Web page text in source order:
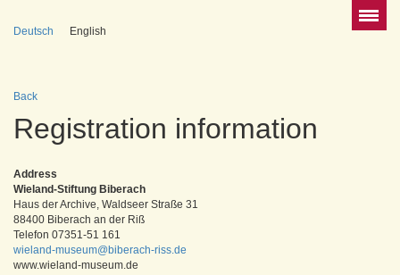
Deutsch English
Back
Registration information
Address
Wieland-Stiftung Biberach
Haus der Archive, Waldseer Straße 31
88400 Biberach an der Riß
Telefon 07351-51 161
wieland-museum@biberach-riss.de
www.wieland-museum.de